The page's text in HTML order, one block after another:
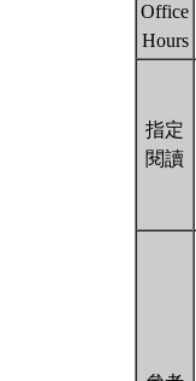
Office
Hours
指定
閱讀